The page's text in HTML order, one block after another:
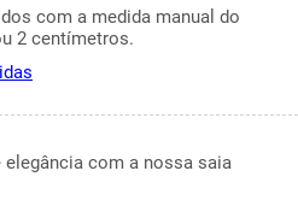
com a medida manual do
2 centímetros.
elegância com a nossa saia